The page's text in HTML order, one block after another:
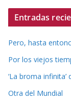
Entradas
Pero, hasta
Por los viejos
‘La broma
Otra del Mundial